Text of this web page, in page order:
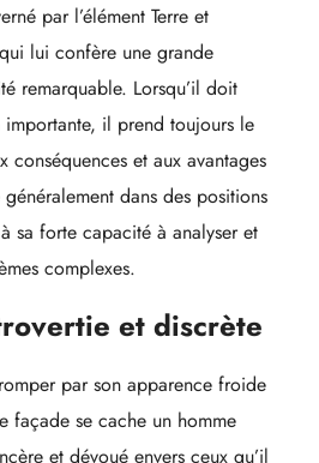
par l’élément Terre et
lui confère une grande
remarquable. Lorsqu’il doit
il prend toujours le
conséquences et aux avantages
dans des positions
sa forte capacité à analyser et
complexes.
et discrète
par son apparence froide
façade se cache un homme
et dévoué envers ceux qu’il